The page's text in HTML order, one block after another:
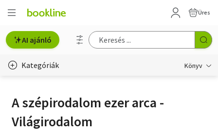
Üres
AI ajánló
Kategóriák Könyv
Erotika
Gyermek- és ifjúsági
A szépirodalom ezer arca -
Világirodalom